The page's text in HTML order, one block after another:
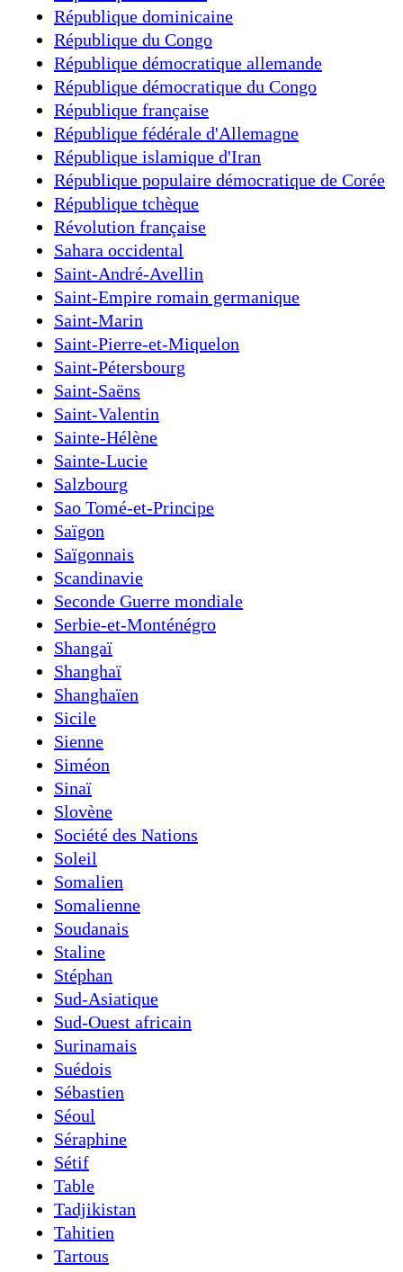
République dominicaine
République du Congo
République démocratique allemande
République démocratique du Congo
République française
République fédérale d'Allemagne
République islamique d'Iran
République populaire démocratique de Corée
République tchèque
Révolution française
Sahara occidental
Saint-André-Avellin
Saint-Empire romain germanique
Saint-Marin
Saint-Pierre-et-Miquelon
Saint-Pétersbourg
Saint-Saëns
Saint-Valentin
Sainte-Hélène
Sainte-Lucie
Salzbourg
Sao Tomé-et-Principe
Saïgon
Saïgonnais
Scandinavie
Seconde Guerre mondiale
Serbie-et-Monténégro
Shangaï
Shanghaï
Shanghaïen
Sicile
Sienne
Siméon
Sinaï
Slovène
Société des Nations
Soleil
Somalien
Somalienne
Soudanais
Staline
Stéphan
Sud-Asiatique
Sud-Ouest africain
Surinamais
Suédois
Sébastien
Séoul
Séraphine
Sétif
Table
Tadjikistan
Tahitien
Tartous